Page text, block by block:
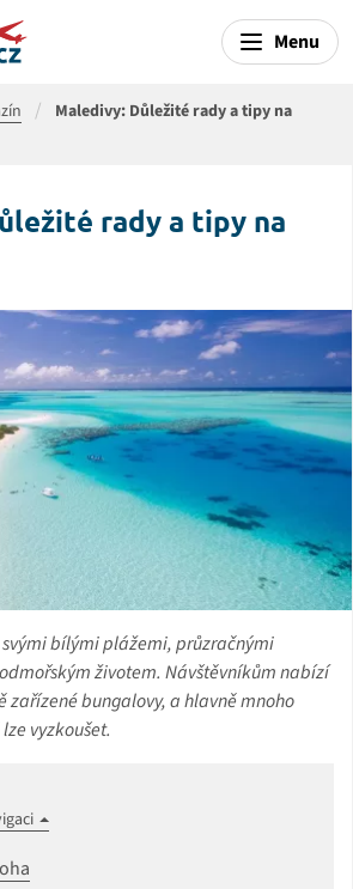
Menu
Maledivy: Důležité rady a tipy na
rady a tipy na
bílými plážemi, průzračnými
životem. Návštěvníkům nabízí
zařízené bungalovy, a hlavně mnoho
vyzkoušet.